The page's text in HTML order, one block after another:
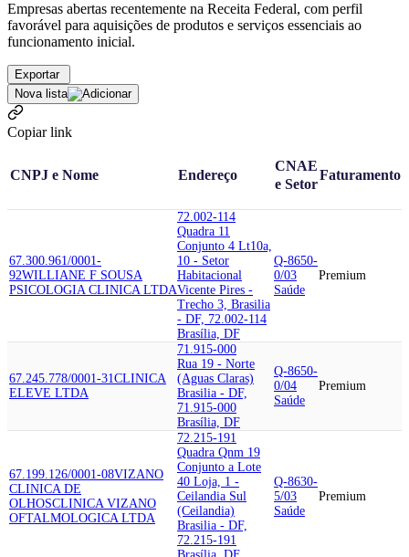
Empresas abertas recentemente na Receita Federal, com perfil
favorável para aquisições de produtos e serviços essenciais ao
funcionamento inicial.
Exportar
Nova lista
Copiar link
CNPJ e Nome Endereço
CNAE
e Setor
Faturamento
67.300.961/0001-
92WILLIANE F SOUSA
PSICOLOGIA CLINICA LTDA
72.002-114
Quadra 11
Conjunto 4 Lt10a,
10 - Setor
Habitacional
Vicente Pires -
Trecho 3, Brasilia
- DF, 72.002-114
Brasília, DF
Q-8650-
0/03
Saúde
Premium
67.245.778/0001-31CLINICA
ELEVE LTDA
71.915-000
Rua 19 - Norte
(Aguas Claras)
Brasilia - DF,
71.915-000
Brasília, DF
Q-8650-
0/04
Saúde
Premium
67.199.126/0001-08VIZANO
CLINICA DE
OLHOSCLINICA VIZANO
OFTALMOLOGICA LTDA
72.215-191
Quadra Qnm 19
Conjunto a Lote
40 Loja, 1 -
Ceilandia Sul
(Ceilandia)
Brasilia - DF,
72.215-191
Q-8630-
5/03
Saúde
Premium